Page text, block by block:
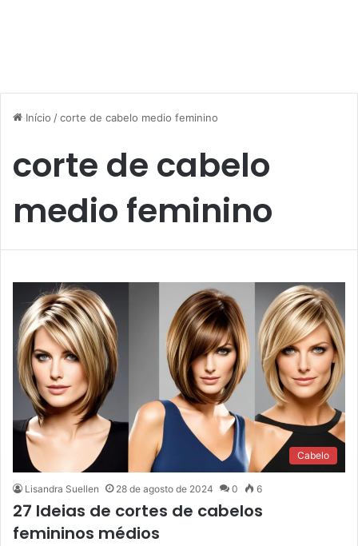
Início /corte de cabelo medio feminino
corte de cabelo
medio feminino
Cabelo
Lisandra Suellen 28 de agosto de 2024 0 6
27 Ideias de cortes de cabelos
femininos médios